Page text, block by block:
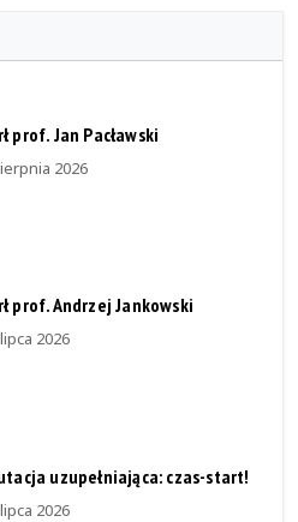
prof. Jan Pacławski
2026
prof. Andrzej Jankowski
2026
uzupełniająca: czas-start!
2026